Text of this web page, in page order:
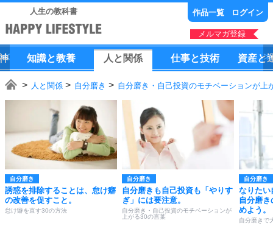
人生の教科書 作品一覧 ログイン
メルマガ登録
知識と教養 人 と 関係 仕事と技術 資産と
人と関係 自分磨き 自分磨き・自己投資のモチベーションが上
自分磨き
誘惑を排除することは、怠け癖
の改善を促すこと。
怠け癖を直す30の方法
自分磨き
自分磨きも自己投資も「やりす
ぎ」には要注意。
自分磨き・自己投資のモチベーションが
上がる30の言葉
自分磨き
なりたい
自分磨
めよう。
自分磨きで